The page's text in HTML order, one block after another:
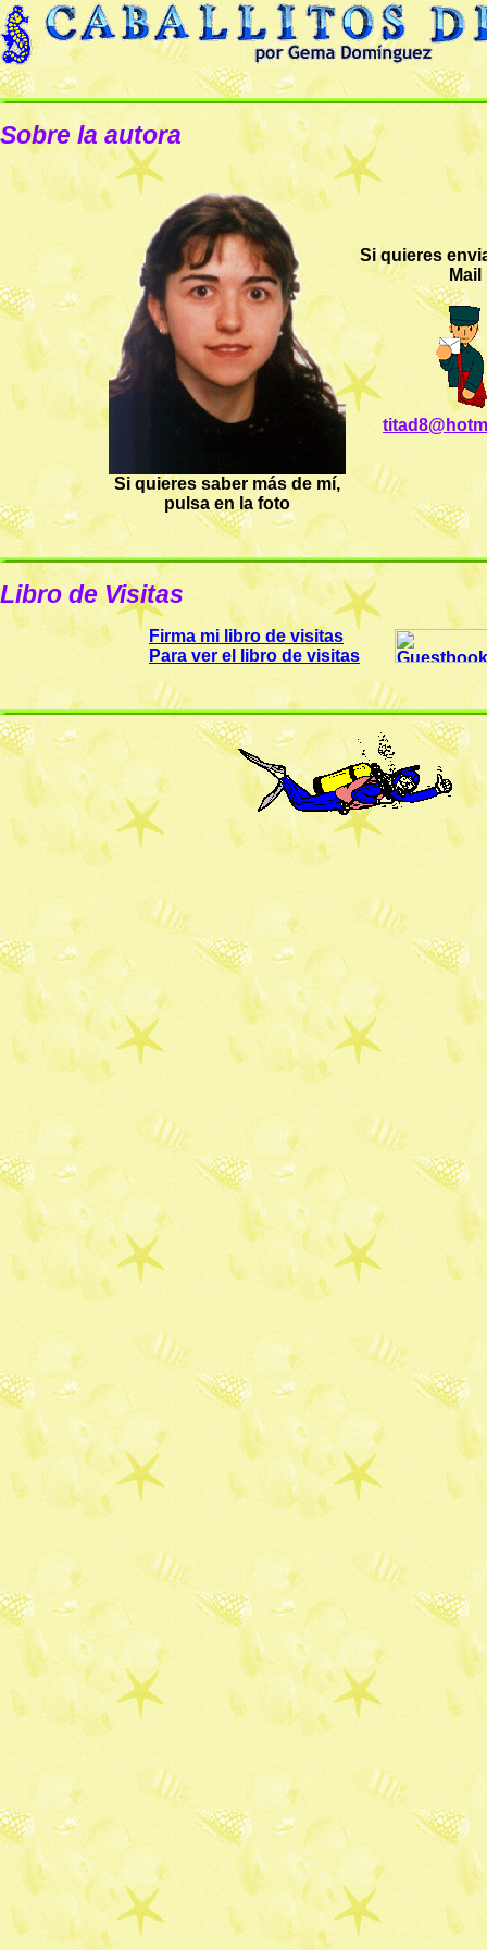
Sobre la autora
Si quieres saber más de mí,
pulsa en la foto
Si quieres
Mail
Libro de Visitas
Firma mi libro de visitas
Para ver el libro de visitas